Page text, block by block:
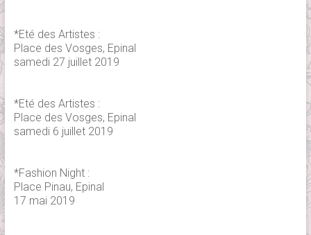
*Eté des Artistes :
Place des Vosges, Epinal
samedi 27 juillet 2019
*Eté des Artistes :
Place des Vosges, Epinal
samedi 6 juillet 2019
*Fashion Night :
Place Pinau, Epinal
17 mai 2019